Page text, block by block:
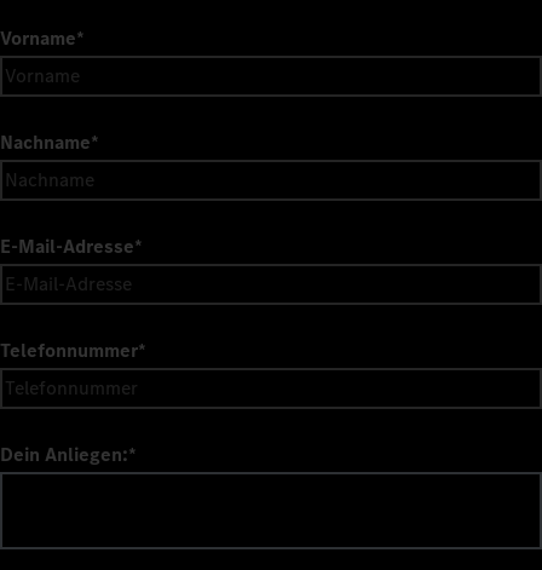
Vorname*
Nachname*
E-Mail-Adresse*
Telefonnummer*
Dein Anliegen:*